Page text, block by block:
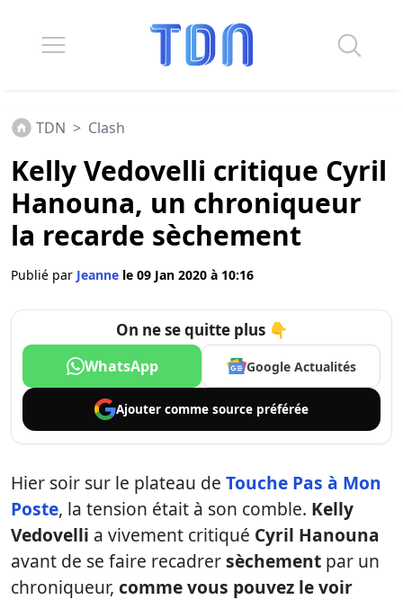
TDN > Clash
Kelly Vedovelli critique Cyril
Hanouna, un chroniqueur
la recarde sèchement
Publié par Jeanne le 09 Jan 2020 à 10:16
On ne se quitte plus 👇
WhatsApp Google Actualités
Ajouter comme source préférée
Hier soir sur le plateau de Touche Pas à Mon
Poste, la tension était à son comble. Kelly
Vedovelli a vivement critiqué Cyril Hanouna
avant de se faire recadrersèchement par un
chroniqueur, comme vous pouvez le voir